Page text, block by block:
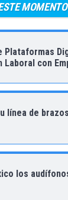
MOMENTO
Plataformas
Laboral con
línea de
los